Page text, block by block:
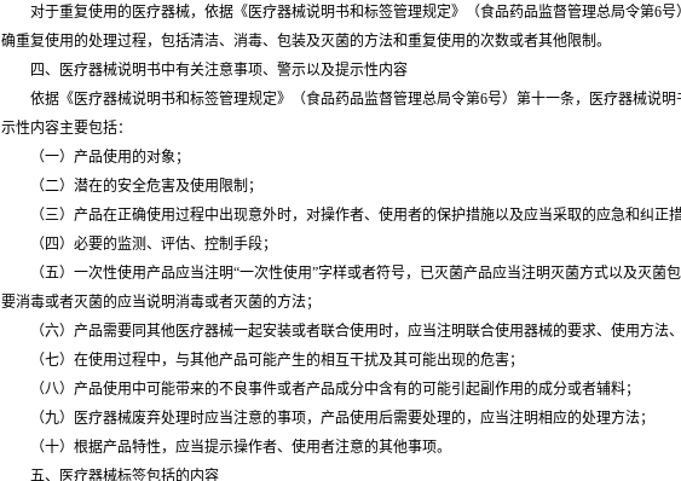
对于重复使用的医疗器械，依据《医疗器械说明书和标签管理规定》（食品药品监督管理总局令第6号
确重复使用的处理过程，包括清洁、消毒、包装及灭菌的方法和重复使用的次数或者其他限制。
四、医疗器械说明书中有关注意事项、警示以及提示性内容
依据《医疗器械说明书和标签管理规定》（食品药品监督管理总局令第6号）第十一条，医疗器械说明
示性内容主要包括：
（一）产品使用的对象；
（二）潜在的安全危害及使用限制；
（三）产品在正确使用过程中出现意外时，对操作者、使用者的保护措施以及应当采取的应急和纠正措
（四）必要的监测、评估、控制手段；
（五）一次性使用产品应当注明“一次性使用”字样或者符号，已灭菌产品应当注明灭菌方式以及灭菌
要消毒或者灭菌的应当说明消毒或者灭菌的方法；
（六）产品需要同其他医疗器械一起安装或者联合使用时，应当注明联合使用器械的要求、使用方法、
（七）在使用过程中，与其他产品可能产生的相互干扰及其可能出现的危害；
（八）产品使用中可能带来的不良事件或者产品成分中含有的可能引起副作用的成分或者辅料；
（九）医疗器械废弃处理时应当注意的事项，产品使用后需要处理的，应当注明相应的处理方法；
（十）根据产品特性，应当提示操作者、使用者注意的其他事项。
五、医疗器械标签包括的内容